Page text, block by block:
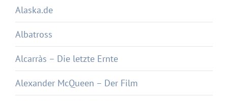
Alaska.de
Albatross
Alcarràs – Die letzte Ernte
Alexander McQueen – Der Film